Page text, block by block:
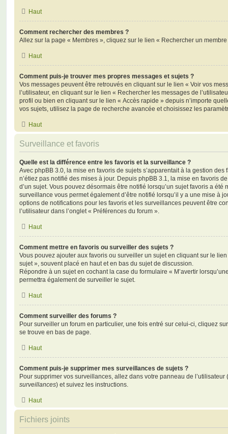
Haut
Comment rechercher des membres ?
Allez sur la page « Membres », cliquez sur le lien « Rechercher un membre
Haut
Comment puis-je trouver mes propres messages et sujets ?
Vos messages peuvent être retrouvés en cliquant sur le lien « Voir vos
l’utilisateur, en cliquant sur le lien « Rechercher les messages de
profil ou bien en cliquant sur le lien « Accès rapide » depuis n’importe
vos sujets, utilisez la page de recherche avancée et choisissez les
Haut
Surveillance et favoris
Quelle est la différence entre les favoris et la surveillance ?
Avec phpBB 3.0, la mise en favoris de sujets s’apparentait à la gestion des
n’étiez pas notifié des mises à jour. Depuis phpBB 3.1, la mise en favoris
d’un sujet. Vous pouvez désormais être notifié lorsqu’un sujet favoris a été
surveillance vous permet également d’être notifié lorsqu’il y a une mise à
options de notifications pour les favoris et les surveillances peuvent être
l’utilisateur dans l’onglet « Préférences du forum ».
Haut
Comment mettre en favoris ou surveiller des sujets ?
Vous pouvez ajouter aux favoris ou surveiller un sujet en cliquant sur le
sujet », souvent placé en haut et en bas du sujet de discussion.
Répondre à un sujet en cochant la case du formulaire « M’avertir
permettra également de surveiller le sujet.
Haut
Comment surveiller des forums ?
Pour surveiller un forum en particulier, une fois entré sur celui-ci, cliquez
se trouve en bas de page.
Haut
Comment puis-je supprimer mes surveillances de sujets ?
Pour supprimer vos surveillances, allez dans votre panneau de
surveillances) et suivez les instructions.
Haut
Fichiers joints